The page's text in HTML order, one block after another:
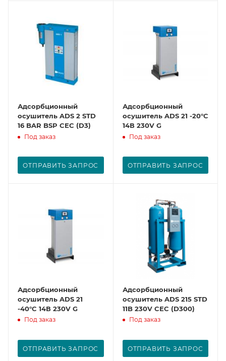
Адсорбционный
осушитель ADS 2 STD
16 BAR BSP CEC (D3)
Под заказ
ОТПРАВИТЬ ЗАПРОС
Адсорбционный
осушитель ADS 21 -20°C
14В 230V G
Под заказ
ОТПРАВИТЬ ЗАПРОС
Адсорбционный
осушитель ADS 21
-40°C 14В 230V G
Под заказ
ОТПРАВИТЬ ЗАПРОС
Адсорбционный
осушитель ADS 215 STD
11B 230V CEC (D300)
Под заказ
ОТПРАВИТЬ ЗАПРОС